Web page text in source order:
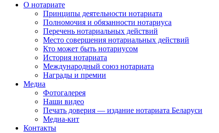
О нотариате
Принципы деятельности нотариата
Полномочия и обязанности нотариуса
Перечень нотариальных действий
Место совершения нотариальных действий
Кто может быть нотариусом
История нотариата
Международный союз нотариата
Награды и премии
Медиа
Фотогалерея
Наши видео
Печать доверия — издание нотариата Беларуси
Медиа-кит
Контакты